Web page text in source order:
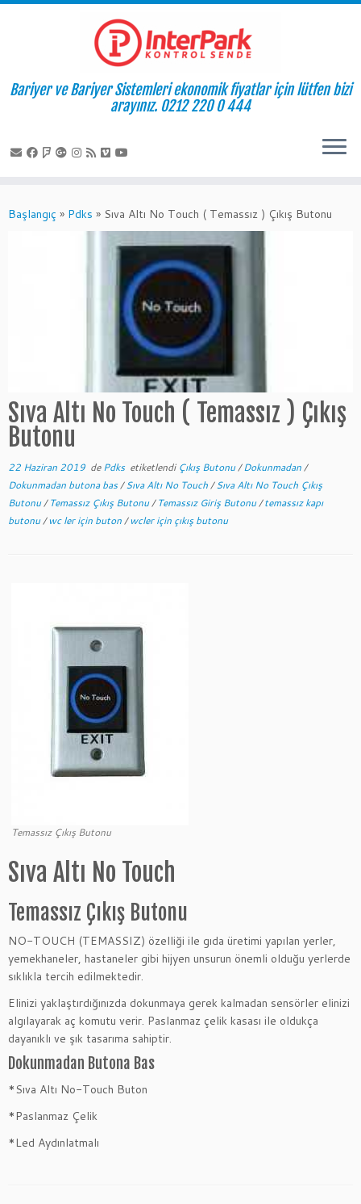
to
Bariyer ve Bariyer Sistemleri ekonomik fiyatlar için lütfen bizi
arayınız. 0212 220 0 444
Başlangıç » Pdks » Sıva Altı No Touch ( Temassız ) Çıkış Butonu
Sıva Altı No Touch ( Temassız ) Çıkış
Butonu
22 Haziran 2019 dePdks etiketlendi Çıkış Butonu/Dokunmadan/
Dokunmadan butona bas/Sıva Altı No Touch/Sıva Altı No Touch Çıkış
Butonu/Temassız Çıkış Butonu/Temassız Giriş Butonu/temassız kapı
butonu/wc ler için buton/wcler için çıkış butonu
Temassız Çıkış Butonu
Sıva Altı No Touch
Temassız Çıkış Butonu
NO-TOUCH (TEMASSIZ) özelliği ile gıda üretimi yapılan yerler,
yemekhaneler, hastaneler gibi hijyen unsurun önemli olduğu yerlerde
sıklıkla tercih edilmektedir.
Elinizi yaklaştırdığınızda dokunmaya gerek kalmadan sensörler elinizi
algılayarak aç komutu verir. Paslanmaz çelik kasası ile oldukça
dayanıklı ve şık tasarıma sahiptir.
Dokunmadan Butona Bas
*Sıva Altı No-Touch Buton
*Paslanmaz Çelik
*Led Aydınlatmalı